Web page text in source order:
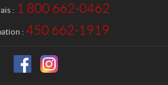
: 1 800 662-0462
: 450 662-1919